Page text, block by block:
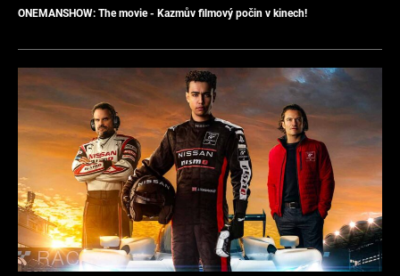
ONEMANSHOW: The movie - Kazmův filmový počin v kinech!